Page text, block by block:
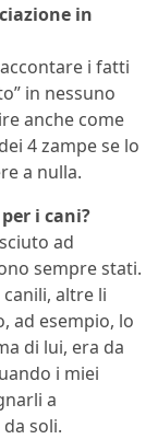
in
i fatti
in nessuno
anche come
4 zampe se lo
a nulla.
i cani?
ad
sempre stati.
altre li
ad esempio, lo
di lui, era da
i miei
a
soli.